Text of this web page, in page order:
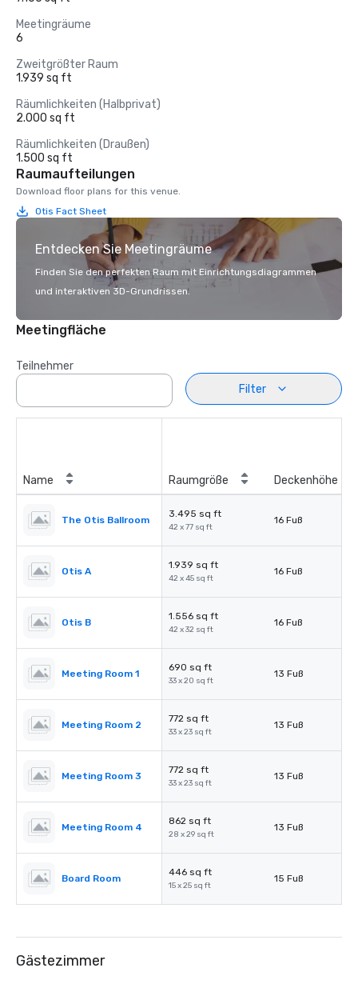
Meetingräume
6
Zweitgrößter Raum
1.939 sq ft
Räumlichkeiten (Halbprivat)
2.000 sq ft
Räumlichkeiten (Draußen)
1.500 sq ft
Raumaufteilungen
Download floor plans for this venue.
Otis Fact Sheet
Entdecken Sie Meetingräume
Finden Sie den perfekten Raum mit Einrichtungsdiagrammen
und interaktiven 3D-Grundrissen.
Meetingfläche
Teilnehmer
Filter
Name Raumgröße Deckenhöhe
The Otis Ballroom
3.495 sq ft
42 x 77 sq ft
16 Fuß
Otis A
1.939 sq ft
42 x 45 sq ft
16 Fuß
Otis B
1.556 sq ft
42 x 32 sq ft
16 Fuß
Meeting Room 1
690 sq ft
33 x 20 sq ft
13 Fuß
Meeting Room 2
772 sq ft
33 x 23 sq ft
13 Fuß
Meeting Room 3
772 sq ft
33 x 23 sq ft
13 Fuß
Meeting Room 4
862 sq ft
28 x 29 sq ft
13 Fuß
Board Room
446 sq ft
15 x 25 sq ft
15 Fuß
Gästezimmer